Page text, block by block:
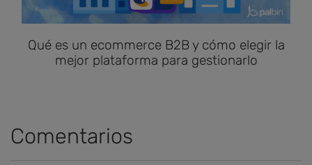
Qué es un ecommerce B2B y cómo elegir la
mejor plataforma para gestionarlo
Comentarios